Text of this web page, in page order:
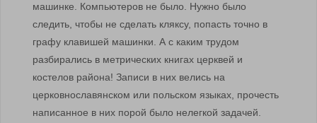
машинке. Компьютеров не было. Нужно было
следить, чтобы не сделать кляксу, попасть точно в
графу клавишей машинки. А с каким трудом
разбирались в метрических книгах церквей и
костелов района! Записи в них велись на
церковнославянском или польском языках, прочесть
написанное в них порой было нелегкой задачей.